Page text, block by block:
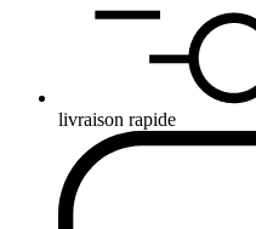
livraison rapide